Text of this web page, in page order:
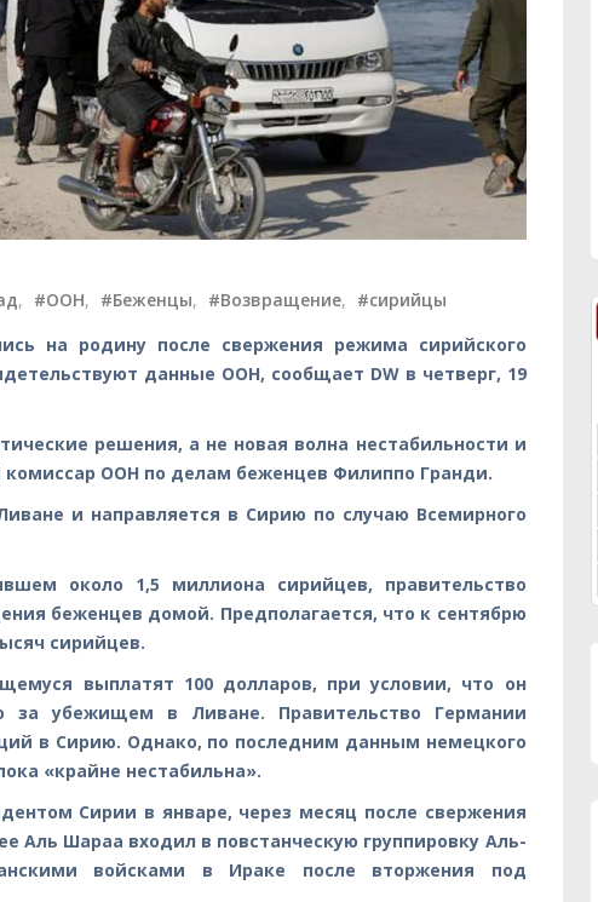
, #ООН, #Беженцы, #Возвращение, #сирийцы
на родину после свержения режима сирийского
данные ООН, сообщает DW в четверг, 19
решения, а не новая волна нестабильности и
комиссар ООН по делам беженцев Филиппо Гранди.
и направляется в Сирию по случаю Всемирного
около 1,5 миллиона сирийцев, правительство
беженцев домой. Предполагается, что к сентябрю
сирийцев.
выплатят 100 долларов, при условии, что он
за убежищем в Ливане. Правительство Германии
в Сирию. Однако, по последним данным немецкого
«крайне нестабильна».
Сирии в январе, через месяц после свержения
Аль Шараа входил в повстанческую группировку Аль-
войсками в Ираке после вторжения под